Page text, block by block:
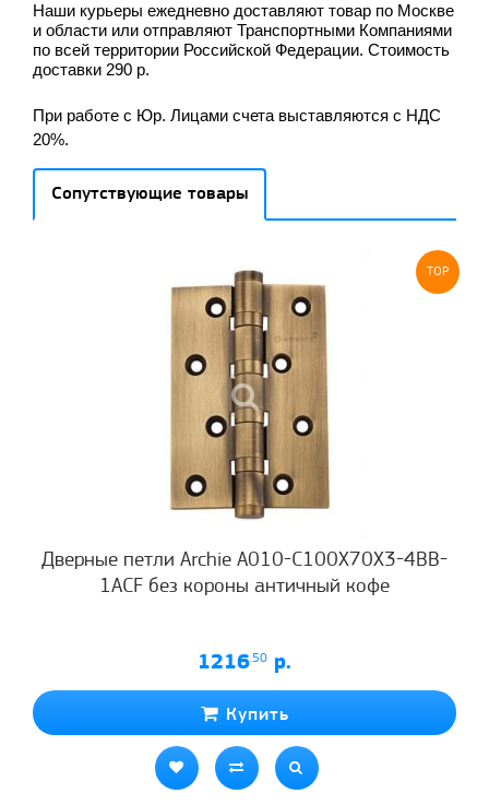
Наши курьеры ежедневно доставляют товар по Москве
и области или отправляют Транспортными Компаниями
по всей территории Российской Федерации. Стоимость
доставки 290 р.
При работе с Юр. Лицами счета выставляются с НДС
20%.
Сопутствующие товары
TOP
Дверные петли Archie A010-C100X70X3-4BB-
1ACF без короны античный кофе
1216.50 р.
Купить